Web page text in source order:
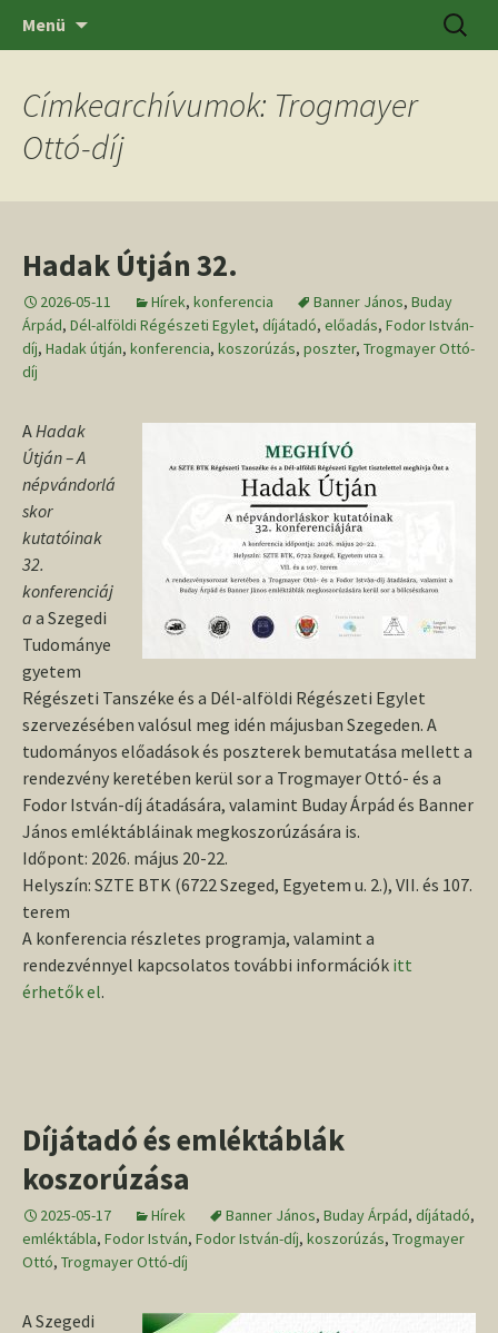
SZTE BTK Régészeti Tanszék
Menü
Címkearchívumok: Trogmayer
Ottó-díj
Hadak Útján 32.
2026-05-11 Hírek, konferencia Banner János, Buday
Árpád, Dél-alföldi Régészeti Egylet, díjátadó, előadás, Fodor István-
díj, Hadak útján, konferencia, koszorúzás, poszter, Trogmayer Ottó-
díj
AHadak
Útján – A
népvándorlá
skor
kutatóinak
32.
konferenciáj
a a Szegedi
Tudománye
gyetem
Régészeti Tanszéke és a Dél-alföldi Régészeti Egylet
szervezésében valósul meg idén májusban Szegeden. A
tudományos előadások és poszterek bemutatása mellett a
rendezvény keretében kerül sor a Trogmayer Ottó- és a
Fodor István-díj átadására, valamint Buday Árpád és Banner
János emléktábláinak megkoszorúzására is.
Időpont: 2026. május 20-22.
Helyszín: SZTE BTK (6722 Szeged, Egyetem u. 2.), VII. és 107.
terem
A konferencia részletes programja, valamint a
rendezvénnyel kapcsolatos további információk itt
érhetők el.
Díjátadó és emléktáblák
koszorúzása
2025-05-17 Hírek Banner János, Buday Árpád, díjátadó,
emléktábla, Fodor István, Fodor István-díj, koszorúzás, Trogmayer
Ottó, Trogmayer Ottó-díj
A Szegedi